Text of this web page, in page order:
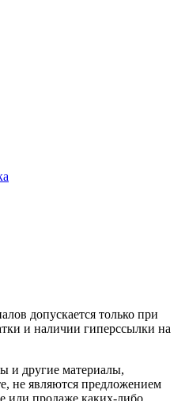
допускается только при
и наличии гиперссылки на
и другие материалы,
не являются предложением
или продаже каких-либо